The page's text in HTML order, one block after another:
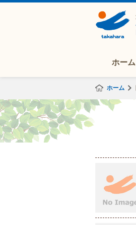
ホーム
ホーム